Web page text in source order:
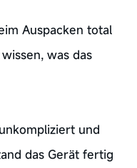
Auspacken total
was das
und
das Gerät fertig